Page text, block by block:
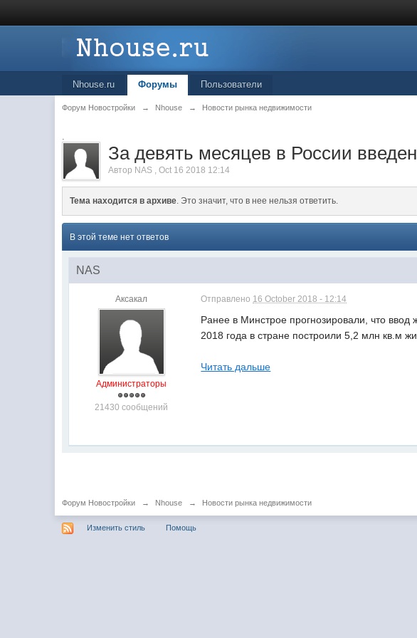
Nhouse.ru Форумы Пользователи
Форум Новостройки → Nhouse → Новости рынка недвижимости
.
За девять месяцев в России
Автор NAS ,Oct 16 2018 12:14
Тема находится в архиве. Это значит, что в нее нельзя ответить.
В этой теме нет ответов
NAS
Аксакал
Администраторы
21430 сообщений
Отправлено 16 October 2018 - 12:14
Ранее в Минстрое прогнозировали, что
2018 года в стране построили 5,2 млн кв.м
Читать дальше
Форум Новостройки → Nhouse → Новости рынка недвижимости
Изменить стиль Помощь